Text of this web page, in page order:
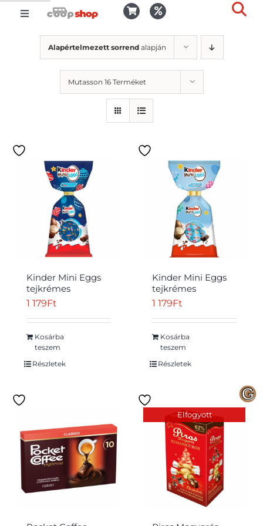
Kihagyás
Toggle
Bejelentkezés
Kiszállítás
Átvétel
Termékek
Alapértelmezett sorrendalapján
Mutasson 16 Terméket
Kinder Mini Eggs
tejkrémes
minőségi
krémmel töltve 85
g
1 179Ft
Kosárba
teszem
Részletek
Kinder Mini Eggs
tejkrémes
minőségi
krémmel töltve 85
g
1 179Ft
Kosárba
teszem
Részletek
Elfogyott